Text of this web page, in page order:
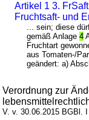
Artikel 1 3.
Fruchtsaft- und
... sein; diese
gemäß Anlage4
Fruchtart
aus Tomaten-/
geändert: a)
Verordnung zur
V. v. 30.06.2015 BGBl.